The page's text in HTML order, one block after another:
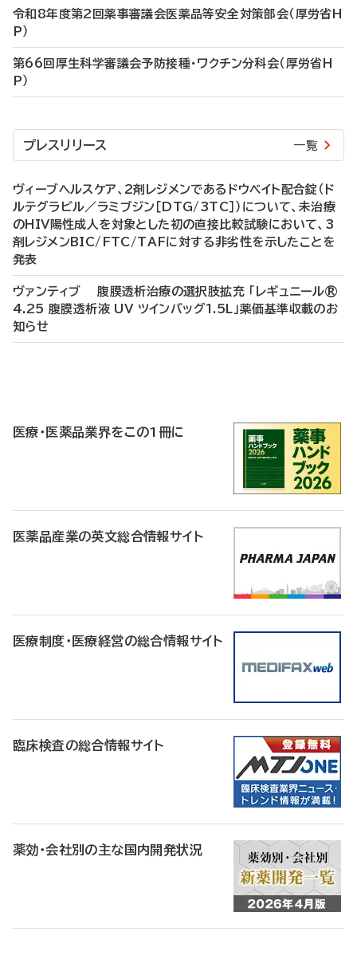
令和8年度第2回薬事審議会医薬品等安全対策部会（厚労省H
P）
第66回厚生科学審議会予防接種・ワクチン分科会（厚労省H
P）
プレスリリース 一覧
ヴィーブヘルスケア、2剤レジメンであるドウベイト配合錠（ド
ルテグラビル／ラミブジン［DTG/3TC］）について、未治療
のHIV陽性成人を対象とした初の直接比較試験において、3
剤レジメンBIC/FTC/TAFに対する非劣性を示したことを
発表
ヴァンティブ 腹膜透析治療の選択肢拡充 「レギュニール®
4.25 腹膜透析液 UV ツインバッグ1.5L」薬価基準収載のお
知らせ
医療・医薬品業界をこの1冊に
医薬品産業の英文総合情報サイト
医療制度・医療経営の総合情報サイト
臨床検査の総合情報サイト
薬効・会社別の主な国内開発状況